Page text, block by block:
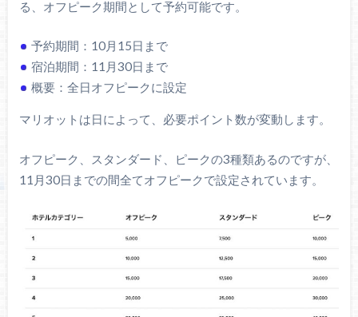
る、オフピーク期間として予約可能です。
予約期間：10月15日まで
宿泊期間：11月30日まで
概要：全日オフピークに設定
マリオットは日によって、必要ポイント数が変動します。
オフピーク、スタンダード、ピークの3種類あるのですが、
11月30日までの間全てオフピークで設定されています。